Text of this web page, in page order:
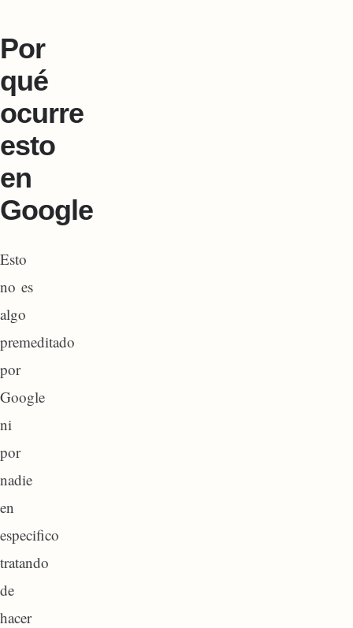
Por
qué
ocurre
esto
en
Google
Esto
no es
algo
premeditado
por
Google
ni
por
nadie
en
especifico
tratando
de
hacer